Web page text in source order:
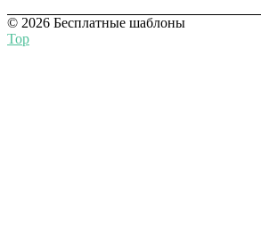
© 2026 Бесплатные шаблоны
Top